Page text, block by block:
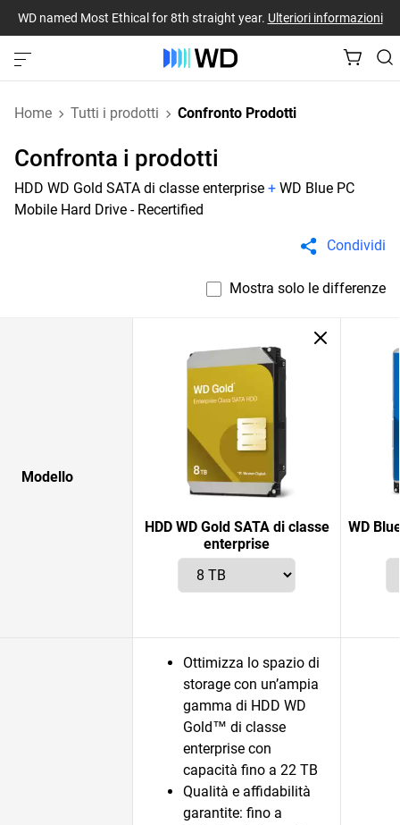
WD named Most Ethical for 8th straight year. Ulteriori informazioni
Home Tutti i prodotti Confronto Prodotti
Confronta i prodotti
HDD WD Gold SATA di classe enterprise + WD Blue PC
Mobile Hard Drive - Recertified
Condividi
Mostra solo le differenze
Modello
HDD WD Gold SATA di classe
enterprise
WD
Ottimizza lo spazio di
storage con un’ampia
gamma di HDD WD
Gold™ di classe
enterprise con
capacità fino a 22 TB
Qualità e affidabilità
garantite: fino a